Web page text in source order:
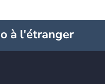
à l'étranger